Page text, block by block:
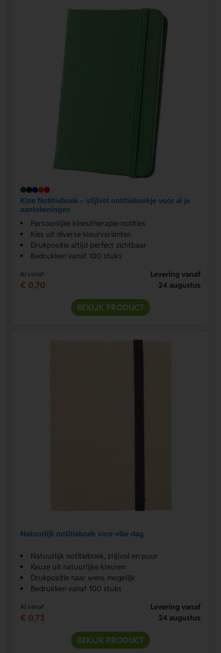
Kine Notitieboek – stijlvol notitieboekje voor al je
aantekeningen
Persoonlijke kinesitherapie-notities
Kies uit diverse kleurvarianten
Drukpositie altijd perfect zichtbaar
Bedrukken vanaf 100 stuks
Al vanaf
€ 0,70
Levering vanaf
24 augustus
BEKIJK PRODUCT
Natuurlijk notitieboek voor elke dag
Natuurlijk notitieboek, stijlvol en puur
Keuze uit natuurlijke kleuren
Drukpositie naar wens mogelijk
Bedrukken vanaf 100 stuks
Al vanaf
€ 0,73
Levering vanaf
24 augustus
BEKIJK PRODUCT